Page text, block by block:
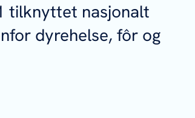
tilknyttet nasjonalt
dyrehelse, fôr og